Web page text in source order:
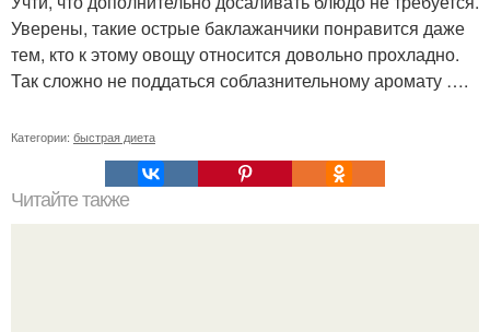
Уверены, такие острые баклажанчики понравится даже
тем, кто к этому овощу относится довольно прохладно.
Так сложно не поддаться соблазнительному аромату ….
Категории: быстрая диета
Читайте также